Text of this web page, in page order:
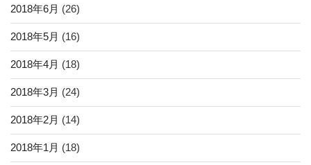
2018年6月 (26)
2018年5月 (16)
2018年4月 (18)
2018年3月 (24)
2018年2月 (14)
2018年1月 (18)